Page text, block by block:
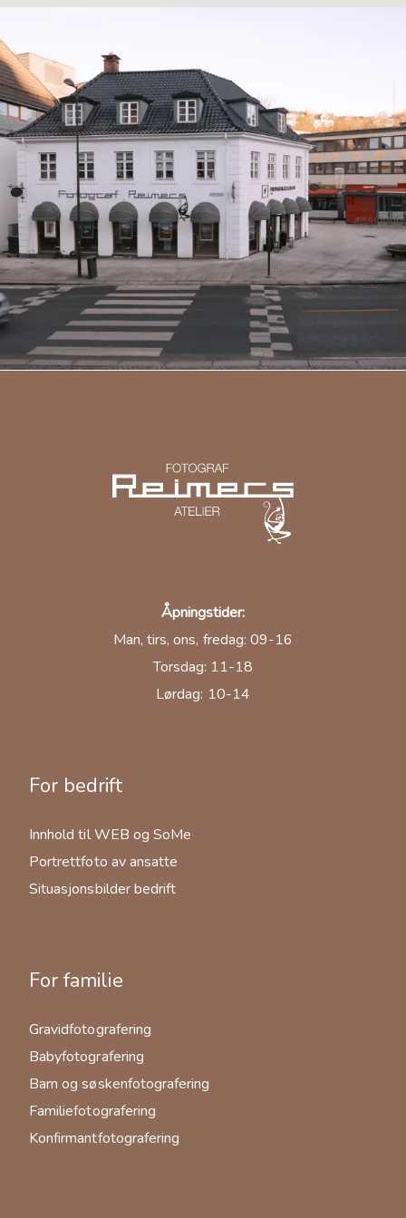
Åpningstider:
Man, tirs, ons, fredag: 09-16
Torsdag: 11-18
Lørdag: 10-14
For bedrift
Innhold til WEB og SoMe
Portrettfoto av ansatte
Situasjonsbilder bedrift
For familie
Gravidfotografering
Babyfotografering
Barn og søskenfotografering
Familiefotografering
Konfirmantfotografering